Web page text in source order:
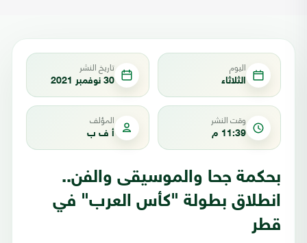
اليوم
الثلاثاء
تاريخ النشر
30 نوفمبر 2021
وقت النشر
11:39 م
المؤلف
أ ف ب
بحكمة جحا والموسيقى والفن..
انطلاق بطولة "كأس العرب" في
قطر